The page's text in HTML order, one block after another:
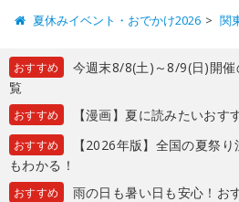
夏休みイベント・おでかけ2026 関
おすすめ
今週末8/8(土)～8/9(日)開
覧
おすすめ 【漫画】夏に読みたいおす
おすすめ
【2026年版】全国の夏祭
もわかる！
おすすめ
雨の日も暑い日も安心！お